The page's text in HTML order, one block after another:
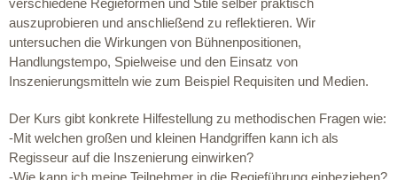
verschiedene Regieformen und Stile selber praktisch
auszuprobieren und anschließend zu reflektieren. Wir
untersuchen die Wirkungen von Bühnenpositionen,
Handlungstempo, Spielweise und den Einsatz von
Inszenierungsmitteln wie zum Beispiel Requisiten und Medien.
Der Kurs gibt konkrete Hilfestellung zu methodischen Fragen wie:
-Mit welchen großen und kleinen Handgriffen kann ich als
Regisseur auf die Inszenierung einwirken?